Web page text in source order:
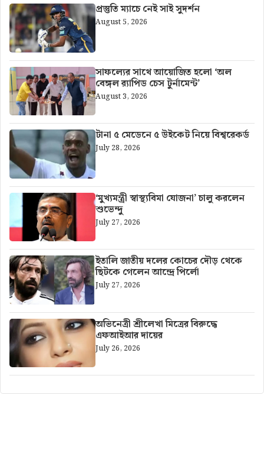
প্রস্তুতি ম্যাচে নেই সাই সুদর্শন
August 5, 2026
সাফল্যের সাথে আয়োজিত হলো ‘অল
বেঙ্গল র‍্যাপিড চেস টুর্নামেন্ট’
August 3, 2026
টানা ৫ মেডেনে ৫ উইকেট নিয়ে বিশ্বরেকর্ড
July 28, 2026
‘মুখ্যমন্ত্রী স্বাস্থ্যবিমা যোজনা’ চালু করলেন
শুভেন্দু
July 27, 2026
ইতালি জাতীয় দলের কোচের দৌড় থেকে
ছিটকে গেলেন আন্দ্রে পির্লো
July 27, 2026
অভিনেত্রী শ্রীলেখা মিত্রের বিরুদ্ধে
এফআইআর দায়ের
July 26, 2026